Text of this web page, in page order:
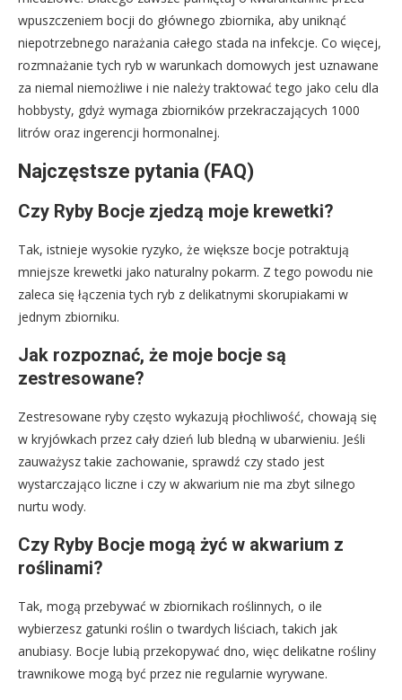
wpuszczeniem bocji do głównego zbiornika, aby uniknąć
niepotrzebnego narażania całego stada na infekcje. Co więcej,
rozmnażanie tych ryb w warunkach domowych jest uznawane
za niemal niemożliwe i nie należy traktować tego jako celu dla
hobbysty, gdyż wymaga zbiorników przekraczających 1000
litrów oraz ingerencji hormonalnej.
Najczęstsze pytania (FAQ)
Czy Ryby Bocje zjedzą moje krewetki?
Tak, istnieje wysokie ryzyko, że większe bocje potraktują
mniejsze krewetki jako naturalny pokarm. Z tego powodu nie
zaleca się łączenia tych ryb z delikatnymi skorupiakami w
jednym zbiorniku.
Jak rozpoznać, że moje bocje są
zestresowane?
Zestresowane ryby często wykazują płochliwość, chowają się
w kryjówkach przez cały dzień lub bledną w ubarwieniu. Jeśli
zauważysz takie zachowanie, sprawdź czy stado jest
wystarczająco liczne i czy w akwarium nie ma zbyt silnego
nurtu wody.
Czy Ryby Bocje mogą żyć w akwarium z
roślinami?
Tak, mogą przebywać w zbiornikach roślinnych, o ile
wybierzesz gatunki roślin o twardych liściach, takich jak
anubiasy. Bocje lubią przekopywać dno, więc delikatne rośliny
trawnikowe mogą być przez nie regularnie wyrywane.